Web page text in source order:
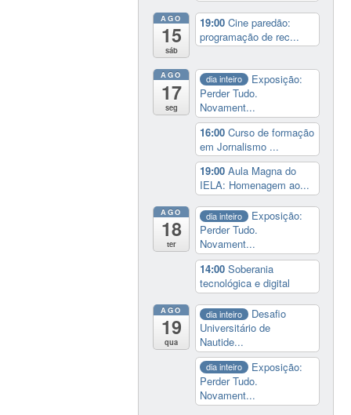
AGO
15
sáb
19:00Cine paredão:
programação de rec...
AGO
17
seg
dia inteiro
Exposição:
Perder Tudo.
Novament...
16:00Curso de formação
em Jornalismo ...
19:00Aula Magna do
IELA: Homenagem ao...
AGO
18
ter
dia inteiro
Exposição:
Perder Tudo.
Novament...
14:00Soberania
tecnológica e digital
AGO
19
qua
dia inteiro
Desafio
Universitário de
Nautide...
dia inteiro
Exposição:
Perder Tudo.
Novament...